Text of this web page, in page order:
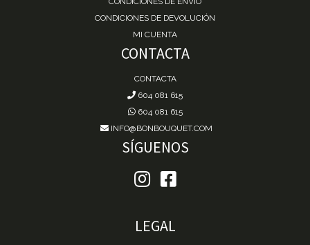
CONDICIONES DE DEVOLUCIÓN
MI CUENTA
CONTACTA
CONTACTA
604 081 615
604 081 615
INFO@BONBOUQUET.COM
SÍGUENOS
LEGAL